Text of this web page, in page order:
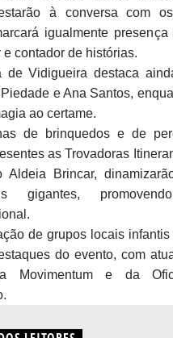
à conversa com
igualmente
e contador de histórias.
de Vidigueira destaca
e Ana Santos,
ao certame.
de brinquedos e de
as Trovadoras
Aldeia Brincar,
gigantes,
de grupos locais
do evento, com
Movimentum e da